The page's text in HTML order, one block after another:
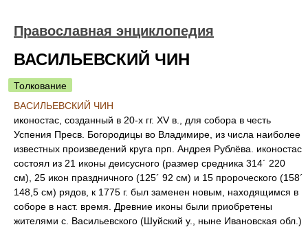
Православная энциклопедия
ВАСИЛЬЕВСКИЙ ЧИН
Толкование
ВАСИЛЬЕВСКИЙ ЧИН
иконостас, созданный в 20-х гг. XV в., для собора в честь
Успения Пресв. Богородицы во Владимире, из числа наиболее
известных произведений круга прп. Андрея Рублёва. иконостас
состоял из 21 иконы деисусного (размер средника 314´ 220
см), 25 икон праздничного (125´ 92 см) и 15 пророческого (158´
148,5 см) рядов, к 1775 г. был заменен новым, находящимся в
соборе в наст. время. Древние иконы были приобретены
жителями с. Васильевского (Шуйский у., ныне Ивановская обл.)